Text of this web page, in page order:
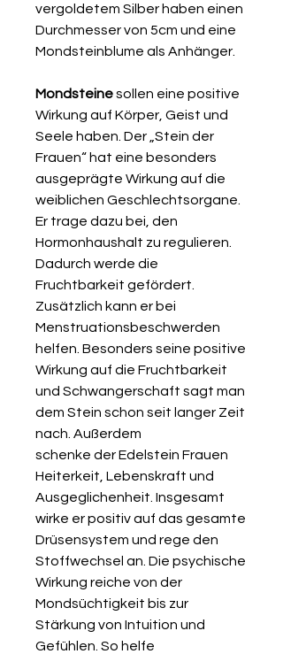
vergoldetem Silber haben einen
Durchmesser von 5cm und eine
Mondsteinblume als Anhänger.
Mondsteinesollen eine positive
Wirkung auf Körper, Geist und
Seele haben. Der „Stein der
Frauen“ hat eine besonders
ausgeprägte Wirkung auf die
weiblichen Geschlechtsorgane.
Er trage dazu bei, den
Hormonhaushalt zu regulieren.
Dadurch werde die
Fruchtbarkeit gefördert.
Zusätzlich kann er bei
Menstruationsbeschwerden
helfen. Besonders seine positive
Wirkung auf die Fruchtbarkeit
und Schwangerschaft sagt man
dem Stein schon seit langer Zeit
nach. Außerdem
schenke der Edelstein Frauen
Heiterkeit, Lebenskraft und
Ausgeglichenheit. Insgesamt
wirke er positiv auf das gesamte
Drüsensystem und rege den
Stoffwechsel an. Die psychische
Wirkung reiche von der
Mondsüchtigkeit bis zur
Stärkung von Intuition und
Gefühlen. So helfe